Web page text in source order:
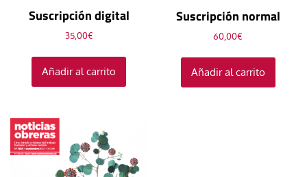
Suscripción digital
35,00€
Añadir al carrito
Suscripción normal
60,00€
Añadir al carrito